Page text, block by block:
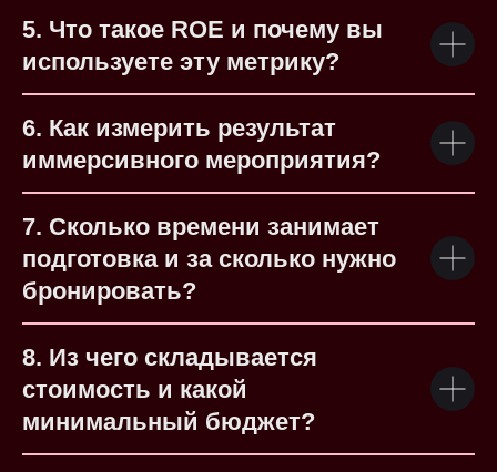
5. Что такое ROE и почему вы
используете эту метрику?
6. Как измерить результат
иммерсивного мероприятия?
7. Сколько времени занимает
подготовка и за сколько нужно
бронировать?
8. Из чего складывается
стоимость и какой
минимальный бюджет?